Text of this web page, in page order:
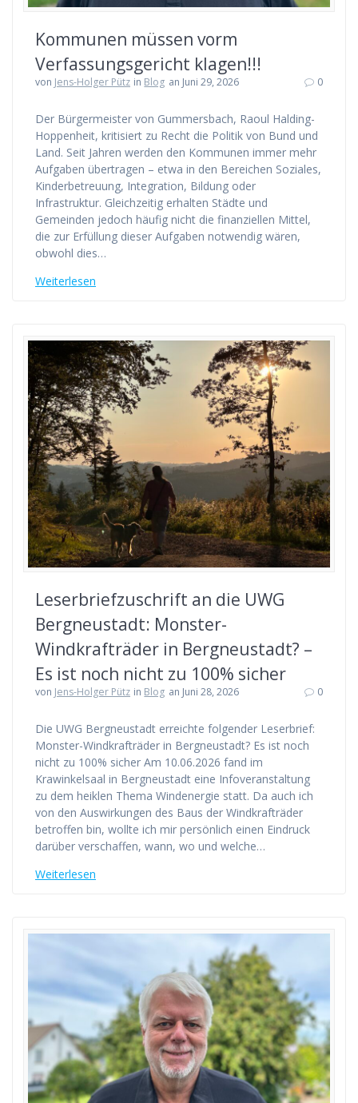
Kommunen müssen vorm
Verfassungsgericht klagen!!!
von Jens-Holger Pütz in Blog an Juni 29, 2026 0
Der Bürgermeister von Gummersbach, Raoul Halding-
Hoppenheit, kritisiert zu Recht die Politik von Bund und
Land. Seit Jahren werden den Kommunen immer mehr
Aufgaben übertragen – etwa in den Bereichen Soziales,
Kinderbetreuung, Integration, Bildung oder
Infrastruktur. Gleichzeitig erhalten Städte und
Gemeinden jedoch häufig nicht die finanziellen Mittel,
die zur Erfüllung dieser Aufgaben notwendig wären,
obwohl dies…
Weiterlesen
Leserbriefzuschrift an die UWG
Bergneustadt: Monster-
Windkrafträder in Bergneustadt? –
Es ist noch nicht zu 100% sicher
von Jens-Holger Pütz in Blog an Juni 28, 2026 0
Die UWG Bergneustadt erreichte folgender Leserbrief:
Monster-Windkrafträder in Bergneustadt? Es ist noch
nicht zu 100% sicher Am 10.06.2026 fand im
Krawinkelsaal in Bergneustadt eine Infoveranstaltung
zu dem heiklen Thema Windenergie statt. Da auch ich
von den Auswirkungen des Baus der Windkrafträder
betroffen bin, wollte ich mir persönlich einen Eindruck
darüber verschaffen, wann, wo und welche…
Weiterlesen